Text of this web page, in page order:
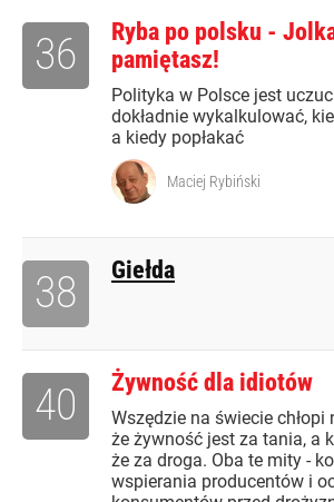
Ryba po polsku -
pamiętasz!
Polityka w Polsce jest
dokładnie wykalkulować,
a kiedy popłakać
36
Maciej Rybiński
Giełda
38
Żywność dla idiotów
Wszędzie na świecie chłopi
że żywność jest za tania, a
że za droga. Oba te mity -
wspierania producentów i
40